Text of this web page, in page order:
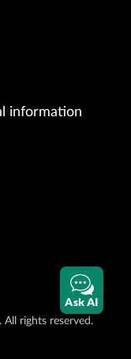
information
rights reserved.
Ask AI